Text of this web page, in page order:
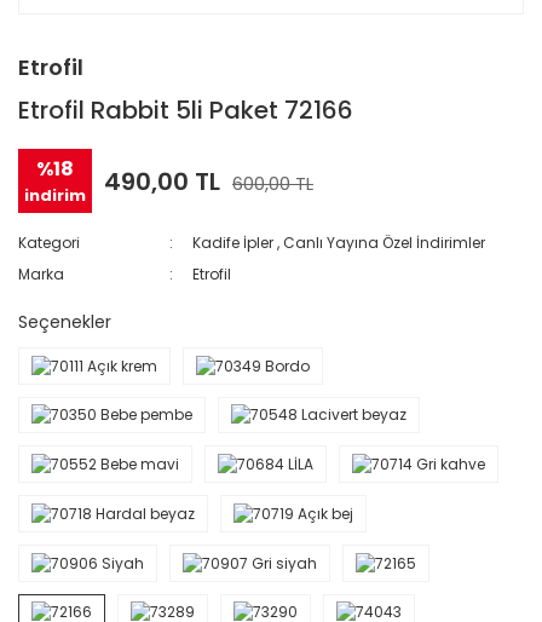
Etrofil
Etrofil Rabbit 5li Paket 72166
%18
indirim 490,00 TL 600,00 TL
Kategori Kadife İpler,Canlı Yayına Özel İndirimler
Marka
Etrofil
Seçenekler